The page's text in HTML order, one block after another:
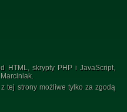
HTML, skrypty PHP i JavaScript,
tej strony możliwe tylko za zgodą